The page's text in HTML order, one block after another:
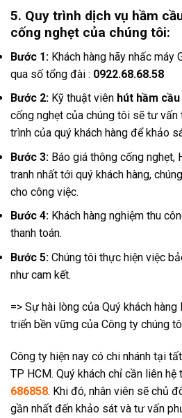
5. Quy trình dịch vụ hầm
cống nghẹt của chúng tôi:
Bước 1: Khách hàng hãy nhấc máy
qua số tổng đài : 0922.68.68.58
Bước 2: Kỹ thuật viên hút hầm
cống nghẹt của chúng tôi sẽ tư
trình của quý khách hàng để khảo
Bước 3: Báo giá thông cống nghẹt,
tranh nhất tới quý khách hàng,
cho công việc.
Bước 4: Khách hàng nghiệm thu
thanh toán.
Bước 5: Chúng tôi thực hiện việc
như cam kết.
=> Sự hài lòng của Quý khách
triển bền vững của Công ty chúng
Công ty hiện nay có chi nhánh tại
TP HCM. Quý khách chỉ cần liên
686858. Khi đó, nhân viên sẽ chủ
gần nhất đến khảo sát và tư vấn